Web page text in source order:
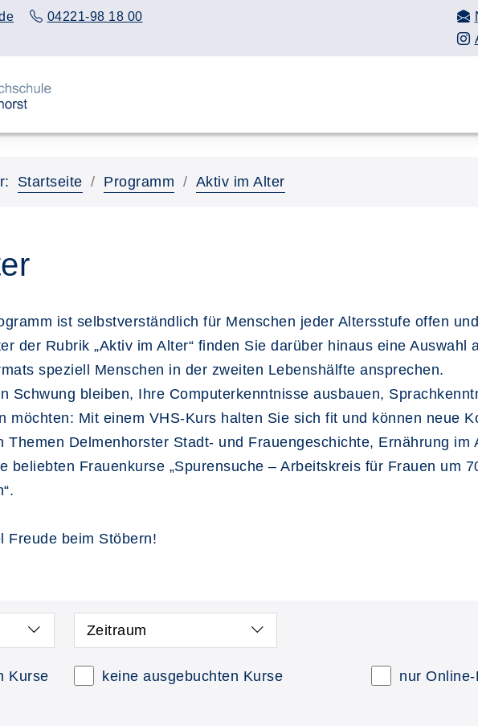
04221-98 18 00
Startseite Programm Aktiv im Alter
ist selbstverständlich für Menschen jeder Altersstufe offen
der Rubrik „Aktiv im Alter“ finden Sie darüber hinaus eine Auswahl
speziell Menschen in der zweiten Lebenshälfte ansprechen.
Schwung bleiben, Ihre Computerkenntnisse ausbauen,
möchten: Mit einem VHS-Kurs halten Sie sich fit und können neue
Themen Delmenhorster Stadt- und Frauengeschichte, Ernährung im
beliebten Frauenkurse „Spurensuche – Arbeitskreis für Frauen um
Freude beim Stöbern!
Zeitraum
Kurse keine ausgebuchten Kurse nur